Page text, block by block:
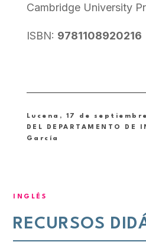
Cambridge University
ISBN: 9781108920216
Lucena, 17 de
DEL DEPARTAMENTO
García
INGLÉS
RECURSOS